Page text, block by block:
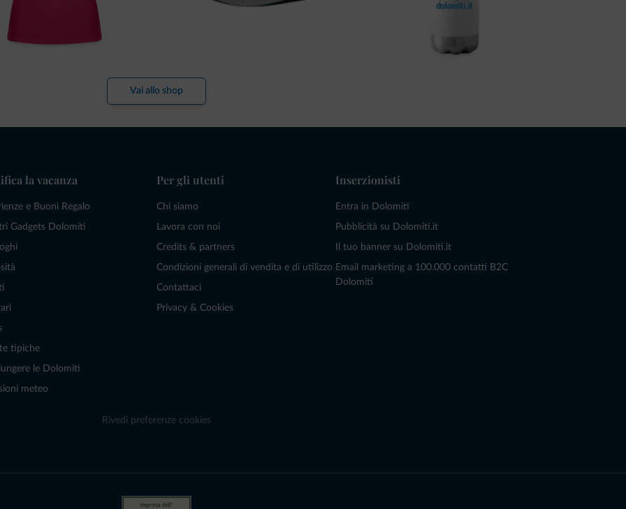
Vai allo shop
la vacanza
e Buoni Regalo
Gadgets Dolomiti
tipiche
le Dolomiti
meteo
Per gli utenti
Chi siamo
Lavora con noi
Credits & partners
Condizioni generali di vendita e di utilizzo
Contattaci
Privacy & Cookies
Inserzionisti
Entra in Dolomiti
Pubblicità su Dolomiti.it
Il tuo banner su Dolomiti.it
Email marketing a 100.000 contatti B2C
Dolomiti
Rivedi preferenze cookies